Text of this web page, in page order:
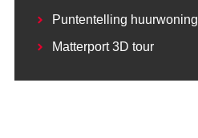
Puntentelling huurwoning
Matterport 3D tour